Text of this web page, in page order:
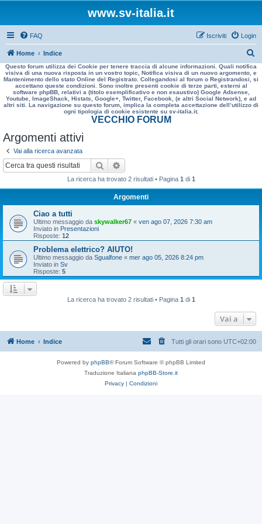
www.sv-italia.it
FAQ Login
Iscriviti
Home Indice
e
r
a
Questo forum utilizza dei Cookie per tenere traccia di alcune informazioni. Quali notifica
visiva di una nuova risposta in un vostro topic, Notifica visiva di un nuovo argomento, e
Mantenimento dello stato Online del Registrato. Collegandosi al forum o Registrandosi, si
accettano queste condizioni. Sono inoltre presenti cookie di terze parti, esterni al
software phpBB, relativi a (titolo esemplificativo e non esaustivo) Google Adsense,
Youtube, ImageShack, Histats, Google+, Twitter, Facebook, (e altri Social Network), e ad
altri siti. La navigazione su questo forum, implica la completa accettazione dell’utilizzo di
ogni tipologia di cookie esistente su sv-italia.it.
VECCHIO FORUM
Argomenti attivi
Vai alla ricerca avanzata
Cerca
La ricerca ha trovato 2 risultati • Pagina 1 di 1
Argomenti
Ciao a tutti
Ultimo messaggio da skywalker67 « ven ago 07, 2026 7:30 am
Inviato in Presentazioni
Risposte: 12
Problema elettrico? AIUTO!
Ultimo messaggio da Sgualfone « mer ago 05, 2026 8:24 pm
Inviato in Sv
Risposte: 5
La ricerca ha trovato 2 risultati • Pagina 1 di 1
Vai a
Home Indice Tutti gli orari sono UTC+02:00
Powered by phpBB® Forum Software © phpBB Limited
Traduzione Italiana phpBB-Store.it
Privacy | Condizioni